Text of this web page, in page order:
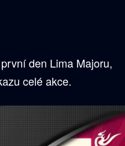
den Lima Majoru,
celé akce.